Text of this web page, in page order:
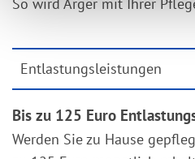
So wird Ärger mit Ihrer
Entlastungsleistungen
Bis zu 125 Euro
Werden Sie zu Hause